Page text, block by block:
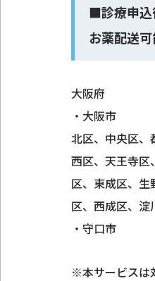
■診療申込
お薬配送
大阪府
・大阪市
北区、中央区、
西区、天王寺区
区、東成区、
区、西成区、淀
・守口市
※本サービスは